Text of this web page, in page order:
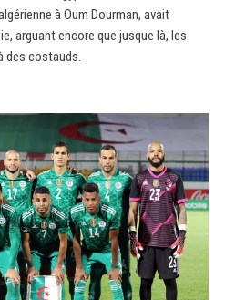
à Oum Dourman, avait
arguant encore que jusque là, les
des costauds.